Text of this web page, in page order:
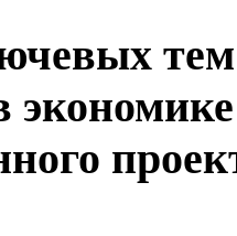
тем